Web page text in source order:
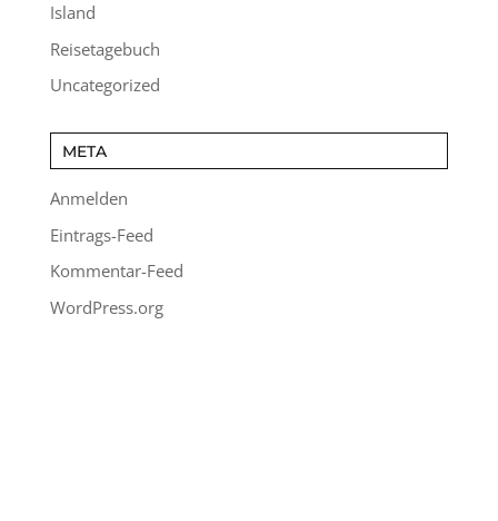
Island
Reisetagebuch
Uncategorized
META
Anmelden
Eintrags-Feed
Kommentar-Feed
WordPress.org